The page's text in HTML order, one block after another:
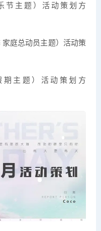
节主题）活动策划方
庭总动员主题）活动策
期主题）活动策划方